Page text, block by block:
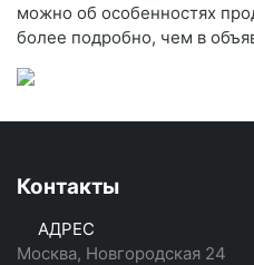
можно об особенностях
более подробно, чем в
Контакты
АДРЕС
Москва, Новгородская 24